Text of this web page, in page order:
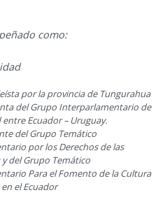
como:
por la provincia de Tungurahua
del Grupo Interparlamentario de
Ecuador – Uruguay.
del Grupo Temático
por los Derechos de las
del Grupo Temático
Para el Fomento de la Cultura
el Ecuador